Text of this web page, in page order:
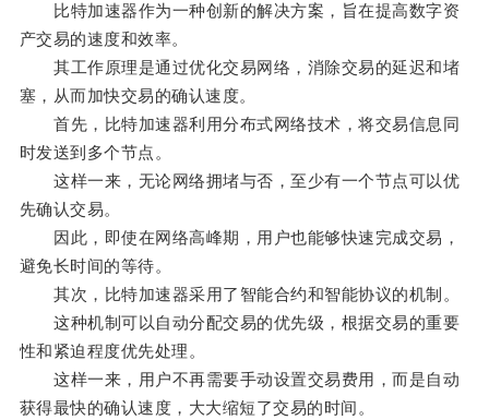
比特加速器作为一种创新的解决方案，旨在提高数字资
产交易的速度和效率。
其工作原理是通过优化交易网络，消除交易的延迟和堵
塞，从而加快交易的确认速度。
首先，比特加速器利用分布式网络技术，将交易信息同
时发送到多个节点。
这样一来，无论网络拥堵与否，至少有一个节点可以优
先确认交易。
因此，即使在网络高峰期，用户也能够快速完成交易，
避免长时间的等待。
其次，比特加速器采用了智能合约和智能协议的机制。
这种机制可以自动分配交易的优先级，根据交易的重要
性和紧迫程度优先处理。
这样一来，用户不再需要手动设置交易费用，而是自动
获得最快的确认速度，大大缩短了交易的时间。